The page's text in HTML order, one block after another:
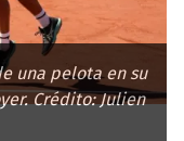
una pelota en su
Crédito: Julien